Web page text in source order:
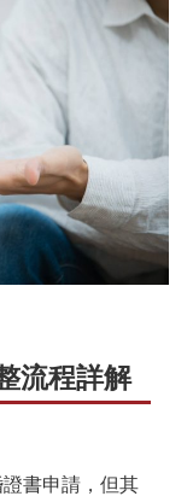
流程詳解
書申請，但其